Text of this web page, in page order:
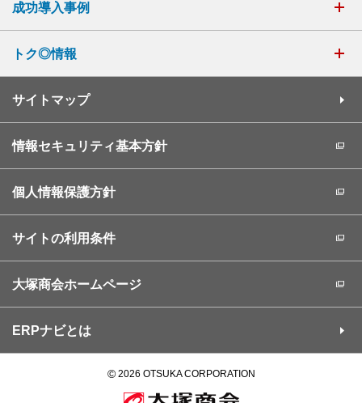
成功導入事例
トク◎情報
サイトマップ
情報セキュリティ基本方針
個人情報保護方針
サイトの利用条件
大塚商会ホームページ
ERPナビとは
©2026 OTSUKA CORPORATION